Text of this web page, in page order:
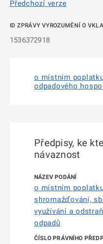
Předchozí verze
ID ZPRÁVY VYROZUMĚNÍ O
1536372918
o místním
odpadového
Předpisy, ke
návaznost
o místním
shromažďování,
využívání a
odpadů